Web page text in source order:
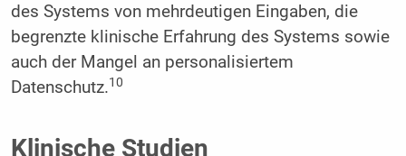
des Systems von mehrdeutigen Eingaben, die
begrenzte klinische Erfahrung des Systems sowie
auch der Mangel an personalisiertem
Datenschutz.10
Klinische Studien